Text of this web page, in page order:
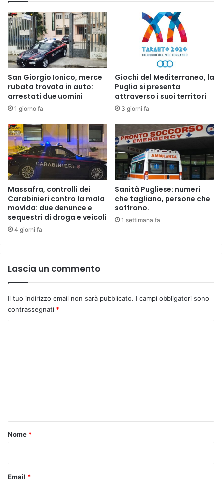
z
a
n
o
i
g
l
i
a
e
n
o
,
f
e
r
m
a
t
i
d
u
e
v
i
San Giorgio Ionico, merce
rubata trovata in auto:
arrestati due uomini
1 giorno fa
Giochi del Mediterraneo, la
Puglia si presenta
attraverso i suoi territori
3 giorni fa
Massafra, controlli dei
Carabinieri contro la mala
movida: due denunce e
sequestri di droga e veicoli
4 giorni fa
Sanità Pugliese: numeri
che tagliano, persone che
soffrono.
1 settimana fa
Lascia un commento
Il tuo indirizzo email non sarà pubblicato. I campi obbligatori sono
contrassegnati *
o
Nome *
Email *